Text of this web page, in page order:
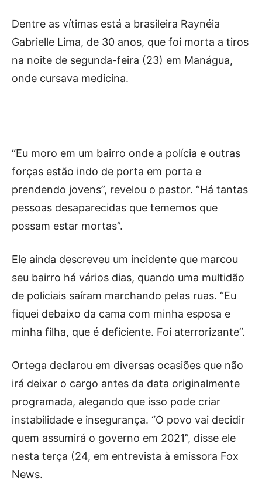
Dentre as vítimas está a brasileira Raynéia
Gabrielle Lima, de 30 anos, que foi morta a tiros
na noite de segunda-feira (23) em Manágua,
onde cursava medicina.
“Eu moro em um bairro onde a polícia e outras
forças estão indo de porta em porta e
prendendo jovens”, revelou o pastor. “Há tantas
pessoas desaparecidas que tememos que
possam estar mortas”.
Ele ainda descreveu um incidente que marcou
seu bairro há vários dias, quando uma multidão
de policiais saíram marchando pelas ruas. “Eu
fiquei debaixo da cama com minha esposa e
minha filha, que é deficiente. Foi aterrorizante”.
Ortega declarou em diversas ocasiões que não
irá deixar o cargo antes da data originalmente
programada, alegando que isso pode criar
instabilidade e insegurança. “O povo vai decidir
quem assumirá o governo em 2021”, disse ele
nesta terça (24, em entrevista à emissora Fox
News.